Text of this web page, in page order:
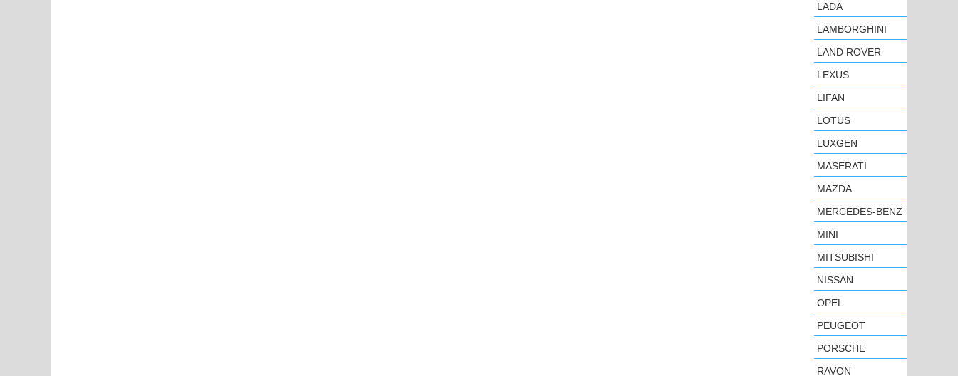
LADA
LAMBORGHINI
LAND ROVER
LEXUS
LIFAN
LOTUS
LUXGEN
MASERATI
MAZDA
MERCEDES-BENZ
MINI
MITSUBISHI
NISSAN
OPEL
PEUGEOT
PORSCHE
RAVON